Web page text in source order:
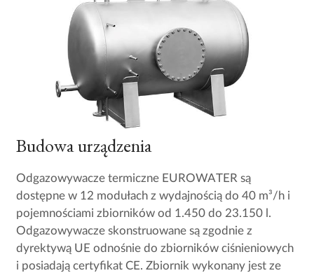
Budowa urządzenia
Odgazowywacze termiczne EUROWATER są
dostępne w 12 modułach z wydajnością do 40 m³/h i
pojemnościami zbiorników od 1.450 do 23.150 l.
Odgazowywacze skonstruowane są zgodnie z
dyrektywą UE odnośnie do zbiorników ciśnieniowych
i posiadają certyfikat CE. Zbiornik wykonany jest ze